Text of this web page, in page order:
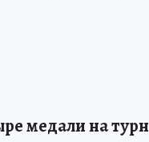
медали на